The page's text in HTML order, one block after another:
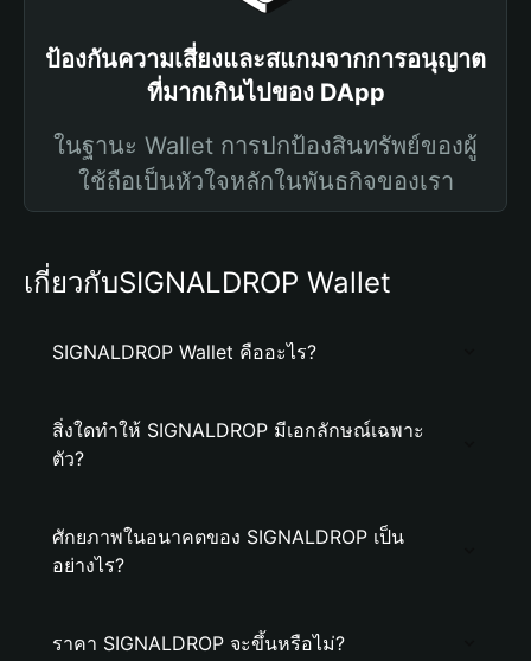
ป้องกันความเสี่ยงและสแกมจากการอนุญาต
ที่มากเกินไปของ DApp
ในฐานะ Wallet การปกป้องสินทรัพย์ของผู้
ใช้ถือเป็นหัวใจหลักในพันธกิจของเรา
เกี่ยวกับSIGNALDROP Wallet
SIGNALDROP Wallet คืออะไร?
สิ่งใดทำให้ SIGNALDROP มีเอกลักษณ์เฉพาะ
ตัว?
ศักยภาพในอนาคตของ SIGNALDROP เป็น
อย่างไร?
ราคา SIGNALDROP จะขึ้นหรือไม่?